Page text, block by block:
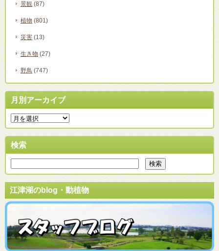
景観 (87)
植物 (801)
災害 (13)
生き物 (27)
野鳥 (747)
月別アーカイブ
検索
江津湖のblog・動植物